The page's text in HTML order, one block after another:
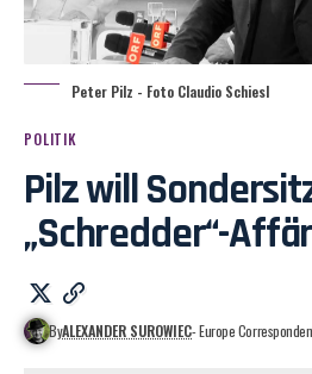
Peter Pilz - Foto Claudio Schiesl
POLITIK
Pilz will
„Schredder“-
ByALEXANDER SUROWIEC- Europe